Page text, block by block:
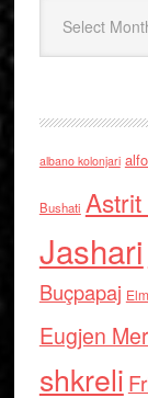
albano kolonjari
Bushati
Jashari
Buçpapaj
Eugjen
shkreli